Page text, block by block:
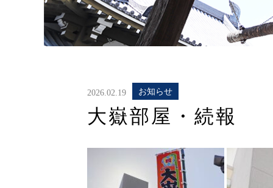
2026.02.19 お知らせ
大嶽部屋・続報